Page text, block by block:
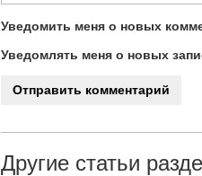
Уведомить меня о новых
Уведомлять меня о новых
Другие статьи